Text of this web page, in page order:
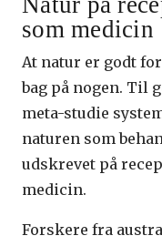
som medicin
At natur er godt
bag på nogen. Til
meta-studie
naturen som
udskrevet på
medicin.
Forskere fra